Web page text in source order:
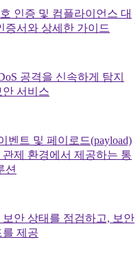
인증 및 컴플라이언스 대
증서와 상세한 가이드
공격을 신속하게 탐지
서비스
벤트 및 페이로드(payload)
제 환경에서 제공하는 통
션
안 상태를 점검하고, 보안
제공